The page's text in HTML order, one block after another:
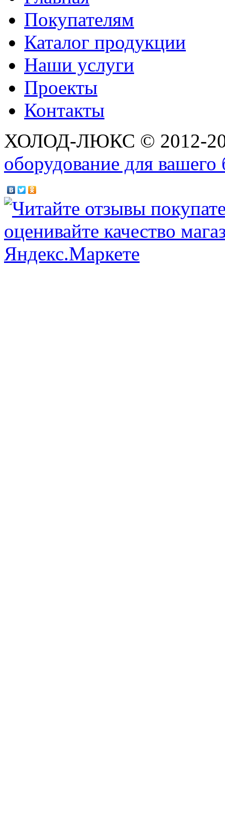
Покупателям
Каталог продукции
Наши услуги
Проекты
Контакты
ХОЛОД-ЛЮКС © 2012-
оборудование для вашего